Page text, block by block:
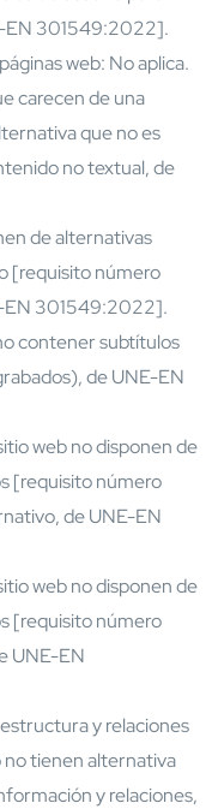
EN 301549:2022].
web: No aplica.
carecen de una
que no es
no textual, de
de alternativas
[requisito número
EN 301549:2022].
contener subtítulos
de UNE-EN
web no disponen de
[requisito número
de UNE-EN
web no disponen de
[requisito número
UNE-EN
y relaciones
tienen alternativa
y relaciones,